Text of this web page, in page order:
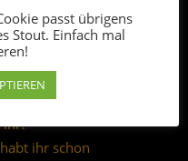
ihr schon
passt übrigens
Stout. Einfach mal